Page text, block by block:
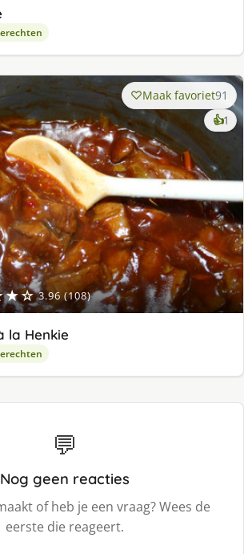
3.96 (108)
Maak favoriet91
👍1
la Henkie
💬
Nog geen reacties
of heb je een vraag? Wees de
eerste die reageert.